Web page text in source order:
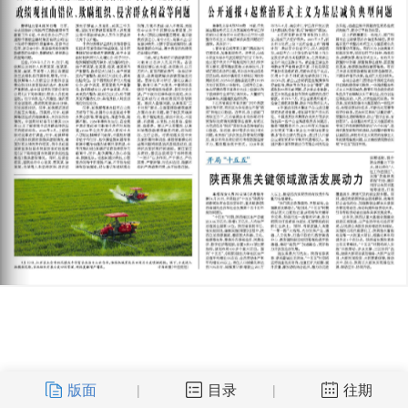
版面 | 目录 | 往期